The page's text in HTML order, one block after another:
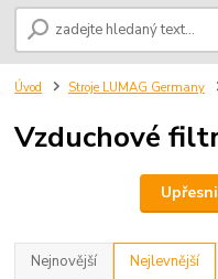
Úvod Stroje LUMAG Germany
Vzduchové
Nejnovější Nejlevnější